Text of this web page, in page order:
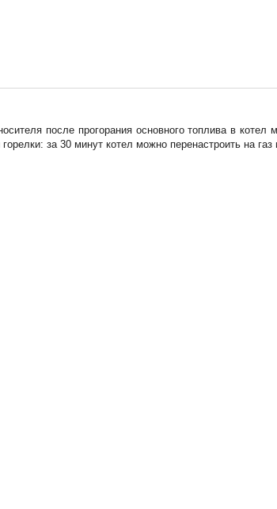
после прогорания основного топлива в котел
за 30 минут котел можно перенастроить на